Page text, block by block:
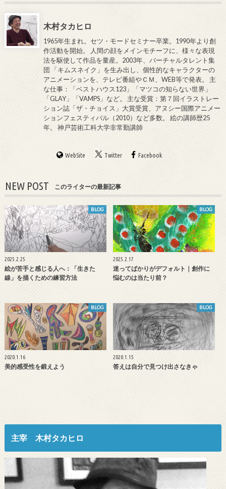
木村タカヒロ
1965年生まれ。セツ・モードセミナー卒業。1990年より創
作活動を開始。 人間の顔をメインモチーフに、様々な表現
法を駆使して作品を量産。2003年、バーチャルタレント集
団 「キムスネイク」を生み出し、個性的なキャラクターの
アニメーションを、テレビ番組やＣＭ、WEB等で発表。 主
な仕事：「ベストハウス123」「マツコの知らない世界」
「GLAY」「VAMPS」など。 主な受賞：第７回イラストレー
ション誌「ザ・チョイス」大賞受賞、アヌシー国際アニメー
ションフェスティバル（2010）など多数。 絵の講師歴25
年。 神戸芸術工科大学非常勤講師
WebSite Twitter Facebook
NEW POST このライターの最新記事
BLOG
2025.2.25
絵が苦手と感じる人へ：「生きた
線」を描くための練習方法
BLOG
2025.2.17
迷ってばかりがデフォルト｜創作に
悩むのは当たり前？
BLOG
2020.1.16
美的感受性を鍛えよう
BLOG
2020.1.15
答えは自分で見つけ出さなきゃ
主宰 木村タカヒロ